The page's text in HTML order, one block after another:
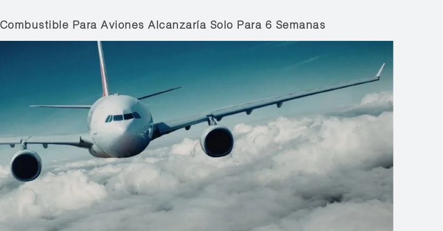
Para Aviones Alcanzaría Solo Para 6 Semanas